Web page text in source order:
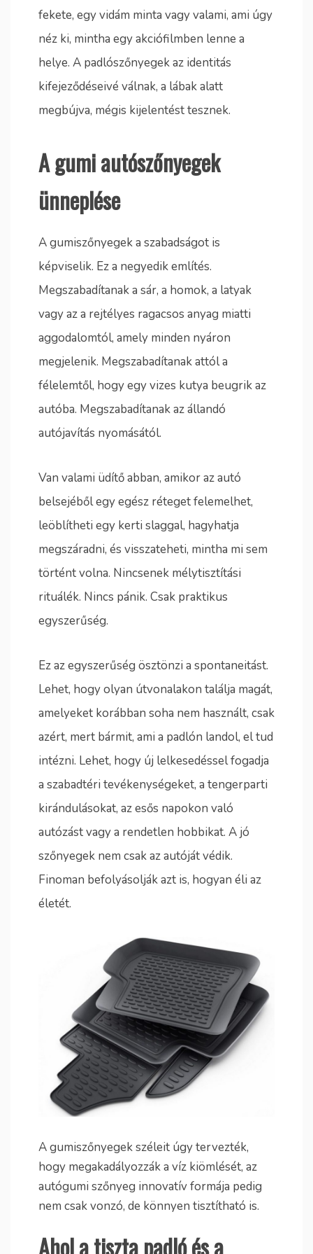
fekete, egy vidám minta vagy valami, ami úgy
néz ki, mintha egy akciófilmben lenne a
helye. A padlószőnyegek az identitás
kifejeződéseivé válnak, a lábak alatt
megbújva, mégis kijelentést tesznek.
A gumi autószőnyegek
ünneplése
A gumiszőnyegek a szabadságot is
képviselik. Ez a negyedik említés.
Megszabadítanak a sár, a homok, a latyak
vagy az a rejtélyes ragacsos anyag miatti
aggodalomtól, amely minden nyáron
megjelenik. Megszabadítanak attól a
félelemtől, hogy egy vizes kutya beugrik az
autóba. Megszabadítanak az állandó
autójavítás nyomásától.
Van valami üdítő abban, amikor az autó
belsejéből egy egész réteget felemelhet,
leöblítheti egy kerti slaggal, hagyhatja
megszáradni, és visszateheti, mintha mi sem
történt volna. Nincsenek mélytisztítási
rituálék. Nincs pánik. Csak praktikus
egyszerűség.
Ez az egyszerűség ösztönzi a spontaneitást.
Lehet, hogy olyan útvonalakon találja magát,
amelyeket korábban soha nem használt, csak
azért, mert bármit, ami a padlón landol, el tud
intézni. Lehet, hogy új lelkesedéssel fogadja
a szabadtéri tevékenységeket, a tengerparti
kirándulásokat, az esős napokon való
autózást vagy a rendetlen hobbikat. A jó
szőnyegek nem csak az autóját védik.
Finoman befolyásolják azt is, hogyan éli az
életét.
A gumiszőnyegek széleit úgy tervezték,
hogy megakadályozzák a víz kiömlését, az
autógumi szőnyeg innovatív formája pedig
nem csak vonzó, de könnyen tisztítható is.
Ahol a tiszta padló és a